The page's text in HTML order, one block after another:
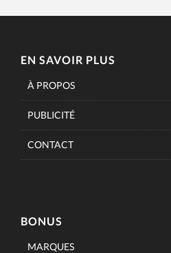
EN SAVOIR PLUS
À PROPOS
PUBLICITÉ
CONTACT
BONUS
MARQUES